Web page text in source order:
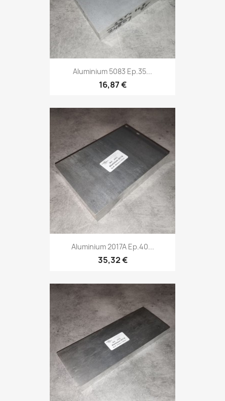
Aluminium 5083 Ep.35...
16,87 €
Aluminium 2017A Ep.40...
35,32 €